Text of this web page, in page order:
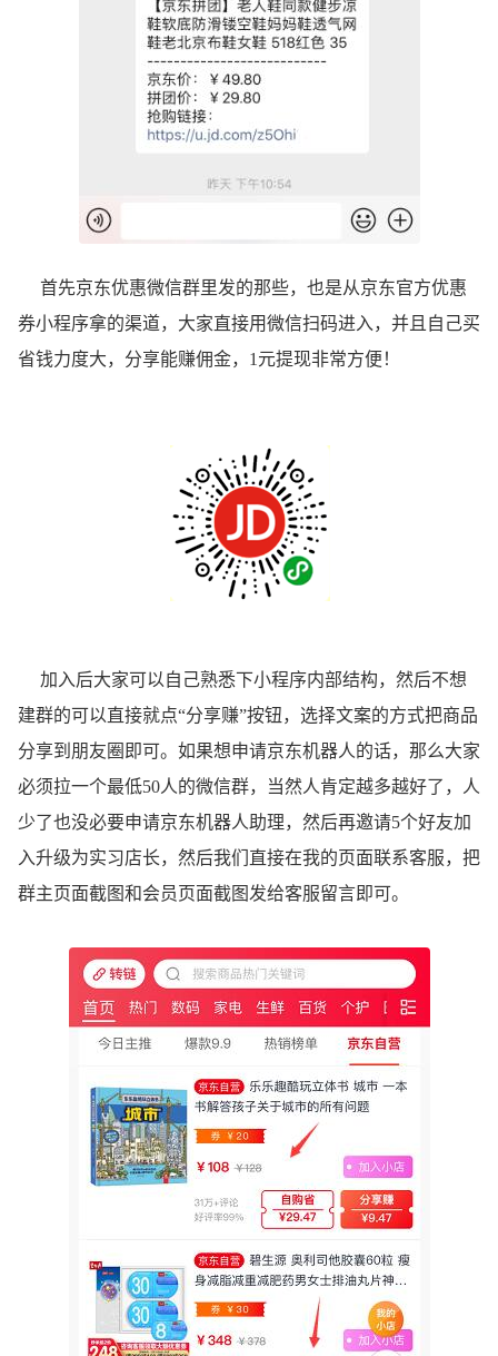
首先京东优惠微信群里发的那些，也是从京东官方优惠
券小程序拿的渠道，大家直接用微信扫码进入，并且自己买
省钱力度大，分享能赚佣金，1元提现非常方便！
加入后大家可以自己熟悉下小程序内部结构，然后不想
建群的可以直接就点“分享赚”按钮，选择文案的方式把商品
分享到朋友圈即可。如果想申请京东机器人的话，那么大家
必须拉一个最低50人的微信群，当然人肯定越多越好了，人
少了也没必要申请京东机器人助理，然后再邀请5个好友加
入升级为实习店长，然后我们直接在我的页面联系客服，把
群主页面截图和会员页面截图发给客服留言即可。